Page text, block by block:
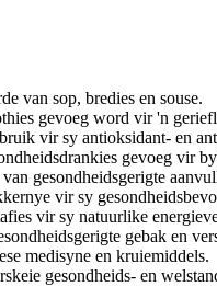
van sop, bredies en souse.
gevoeg word vir 'n
vir sy antioksidant- en
gevoeg vir
gesondheidsgerigte
vir sy
vir sy natuurlike
gebak en
medisyne en kruiemiddels.
gesondheids- en